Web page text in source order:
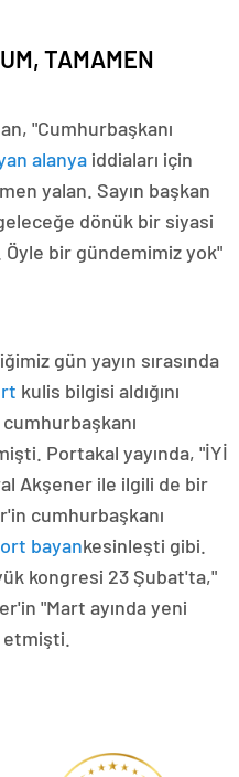
TAMAMEN
"Cumhurbaşkanı
alanya iddiaları için
yalan. Sayın başkan
dönük bir siyasi
Öyle bir gündemimiz yok"
gün yayın sırasında
kulis bilgisi aldığını
Portakal yayında, "İYİ
Akşener ile ilgili de bir
cumhurbaşkanı
bayankesinleşti gibi.
kongresi 23 Şubat'ta,"
"Mart ayında yeni
etmişti.